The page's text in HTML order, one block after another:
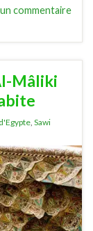
commentaire
Mâliki
Sawi